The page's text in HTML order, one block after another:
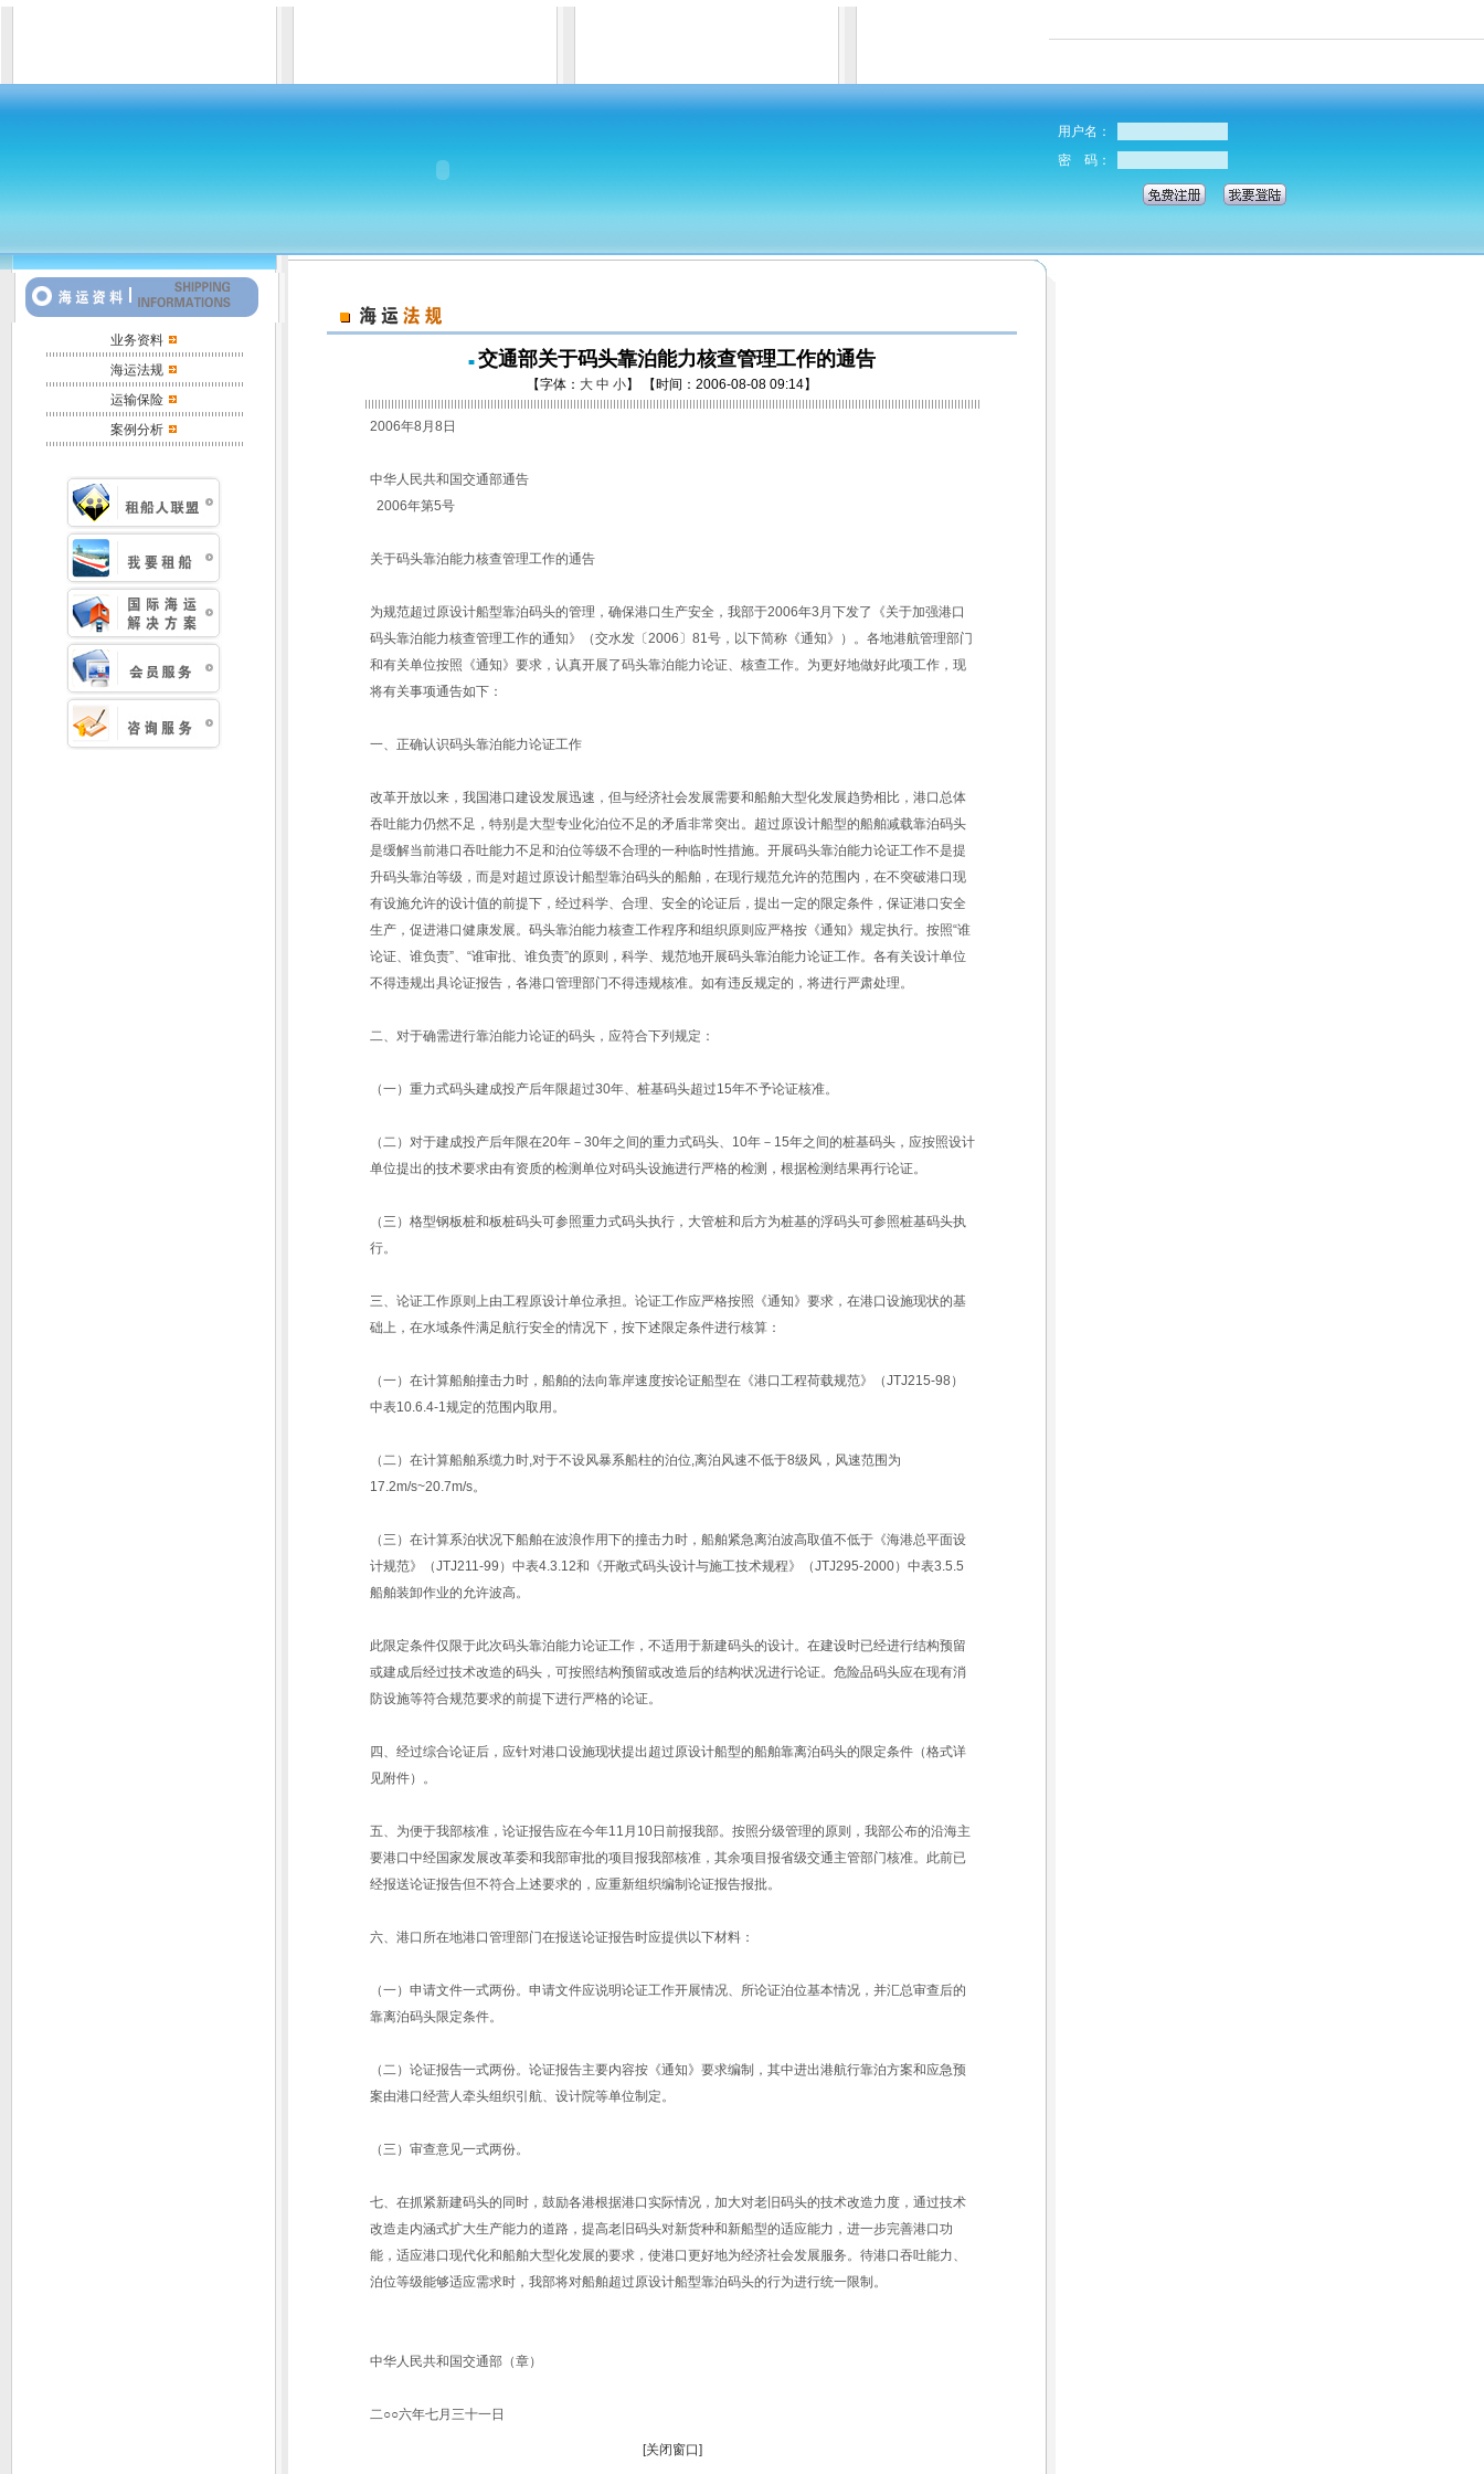
用户名：
密 码：
业务资料
海运法规
运输保险
案例分析
■ 交通部关于码头靠泊能力核查管理工作的通告
【字体： 大 中 小】 【时间：2006-08-08 09:14】
2006年8月8日
中华人民共和国交通部通告
2006年第5号
关于码头靠泊能力核查管理工作的通告
为规范超过原设计船型靠泊码头的管理，确保港口生产安全，我部于2006年3月下发了《关于加强港口
码头靠泊能力核查管理工作的通知》（交水发〔2006〕81号，以下简称《通知》）。各地港航管理部门
和有关单位按照《通知》要求，认真开展了码头靠泊能力论证、核查工作。为更好地做好此项工作，现
将有关事项通告如下：
一、正确认识码头靠泊能力论证工作
改革开放以来，我国港口建设发展迅速，但与经济社会发展需要和船舶大型化发展趋势相比，港口总体
吞吐能力仍然不足，特别是大型专业化泊位不足的矛盾非常突出。超过原设计船型的船舶减载靠泊码头
是缓解当前港口吞吐能力不足和泊位等级不合理的一种临时性措施。开展码头靠泊能力论证工作不是提
升码头靠泊等级，而是对超过原设计船型靠泊码头的船舶，在现行规范允许的范围内，在不突破港口现
有设施允许的设计值的前提下，经过科学、合理、安全的论证后，提出一定的限定条件，保证港口安全
生产，促进港口健康发展。码头靠泊能力核查工作程序和组织原则应严格按《通知》规定执行。按照“谁
论证、谁负责”、“谁审批、谁负责”的原则，科学、规范地开展码头靠泊能力论证工作。各有关设计单位
不得违规出具论证报告，各港口管理部门不得违规核准。如有违反规定的，将进行严肃处理。
二、对于确需进行靠泊能力论证的码头，应符合下列规定：
（一）重力式码头建成投产后年限超过30年、桩基码头超过15年不予论证核准。
（二）对于建成投产后年限在20年－30年之间的重力式码头、10年－15年之间的桩基码头，应按照设计
单位提出的技术要求由有资质的检测单位对码头设施进行严格的检测，根据检测结果再行论证。
（三）格型钢板桩和板桩码头可参照重力式码头执行，大管桩和后方为桩基的浮码头可参照桩基码头执
行。
三、论证工作原则上由工程原设计单位承担。论证工作应严格按照《通知》要求，在港口设施现状的基
础上，在水域条件满足航行安全的情况下，按下述限定条件进行核算：
（一）在计算船舶撞击力时，船舶的法向靠岸速度按论证船型在《港口工程荷载规范》（JTJ215-98）
中表10.6.4-1规定的范围内取用。
（二）在计算船舶系缆力时,对于不设风暴系船柱的泊位,离泊风速不低于8级风，风速范围为
17.2m/s~20.7m/s。
（三）在计算系泊状况下船舶在波浪作用下的撞击力时，船舶紧急离泊波高取值不低于《海港总平面设
计规范》（JTJ211-99）中表4.3.12和《开敞式码头设计与施工技术规程》（JTJ295-2000）中表3.5.5
船舶装卸作业的允许波高。
此限定条件仅限于此次码头靠泊能力论证工作，不适用于新建码头的设计。在建设时已经进行结构预留
或建成后经过技术改造的码头，可按照结构预留或改造后的结构状况进行论证。危险品码头应在现有消
防设施等符合规范要求的前提下进行严格的论证。
四、经过综合论证后，应针对港口设施现状提出超过原设计船型的船舶靠离泊码头的限定条件（格式详
见附件）。
五、为便于我部核准，论证报告应在今年11月10日前报我部。按照分级管理的原则，我部公布的沿海主
要港口中经国家发展改革委和我部审批的项目报我部核准，其余项目报省级交通主管部门核准。此前已
经报送论证报告但不符合上述要求的，应重新组织编制论证报告报批。
六、港口所在地港口管理部门在报送论证报告时应提供以下材料：
（一）申请文件一式两份。申请文件应说明论证工作开展情况、所论证泊位基本情况，并汇总审查后的
靠离泊码头限定条件。
（二）论证报告一式两份。论证报告主要内容按《通知》要求编制，其中进出港航行靠泊方案和应急预
案由港口经营人牵头组织引航、设计院等单位制定。
（三）审查意见一式两份。
七、在抓紧新建码头的同时，鼓励各港根据港口实际情况，加大对老旧码头的技术改造力度，通过技术
改造走内涵式扩大生产能力的道路，提高老旧码头对新货种和新船型的适应能力，进一步完善港口功
能，适应港口现代化和船舶大型化发展的要求，使港口更好地为经济社会发展服务。待港口吞吐能力、
泊位等级能够适应需求时，我部将对船舶超过原设计船型靠泊码头的行为进行统一限制。
中华人民共和国交通部（章）
二○○六年七月三十一日
[关闭窗口]